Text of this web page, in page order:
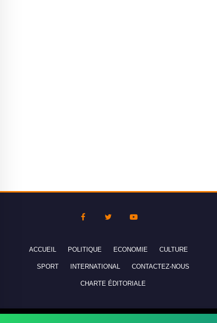
ACCUEIL POLITIQUE ECONOMIE CULTURE
SPORT INTERNATIONAL CONTACTEZ-NOUS
CHARTE ÉDITORIALE